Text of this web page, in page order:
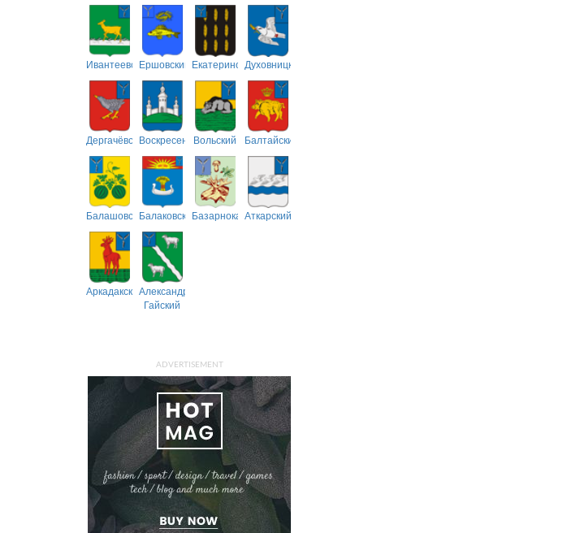
ИвантеевскийЕршовский ЕкатериновскийДуховницкий
ДергачёвскийВоскресенскийВольский Балтайский
БалашовскийБалаковскийБазарнокарабулакский
Аткарский
АркадакскийАлександрово-
Гайский
ADVERTISEMENT